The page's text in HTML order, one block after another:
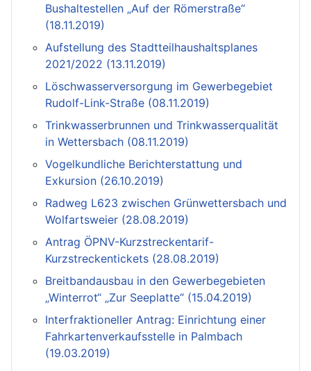
Bushaltestellen „Auf der Römerstraße“
(18.11.2019)
Aufstellung des Stadtteilhaushaltsplanes
2021/2022 (13.11.2019)
Löschwasserversorgung im Gewerbegebiet
Rudolf-Link-Straße (08.11.2019)
Trinkwasserbrunnen und Trinkwasserqualität
in Wettersbach (08.11.2019)
Vogelkundliche Berichterstattung und
Exkursion (26.10.2019)
Radweg L623 zwischen Grünwettersbach und
Wolfartsweier (28.08.2019)
Antrag ÖPNV-Kurzstreckentarif-
Kurzstreckentickets (28.08.2019)
Breitbandausbau in den Gewerbegebieten
„Winterrot“ „Zur Seeplatte“ (15.04.2019)
Interfraktioneller Antrag: Einrichtung einer
Fahrkartenverkaufsstelle in Palmbach
(19.03.2019)